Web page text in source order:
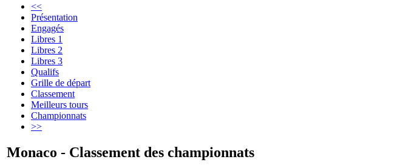
<<
Présentation
Engagés
Libres 1
Libres 2
Libres 3
Qualifs
Grille de départ
Classement
Meilleurs tours
Championnats
>>
Monaco - Classement des championnats